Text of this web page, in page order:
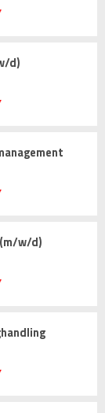
d)
w/d)